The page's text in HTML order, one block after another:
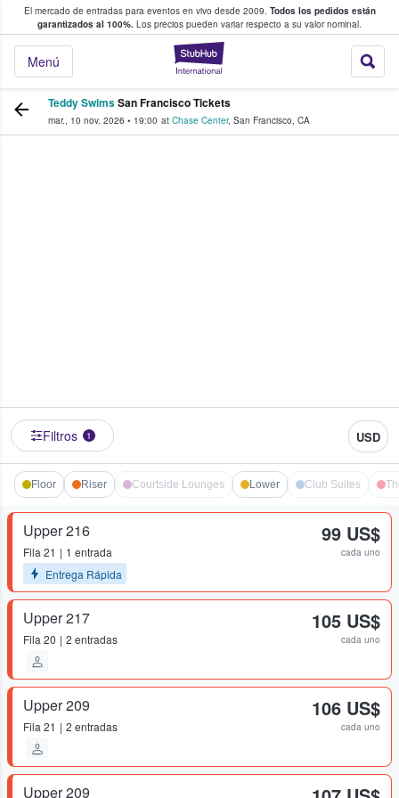
El mercado de entradas para eventos en vivo desde 2009. Todos los pedidos están
garantizados al 100%. Los precios pueden variar respecto a su valor nominal.
StubHub:
Menú
y venta de entradas entre fans
Teddy SwimsSan Francisco Tickets
mar., 10 nov. 2026 • 19:00 at Chase Center, San Francisco, CA
Filtros 1 USD
Floor Riser Courtside Lounges Lower Club Suites
Upper 216
Fila 21
1 entrada
Entrega Rápida
99 US$
cada uno
Upper 217
Fila 20 2 entradas
105 US$
cada uno
Upper 209
Fila 21 2 entradas
106 US$
cada uno
Upper 209